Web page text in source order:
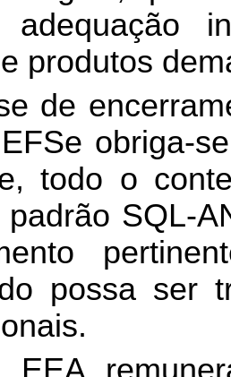
adequação
produtos
de
obriga-
todo o
SQL-
possa ser
EEA